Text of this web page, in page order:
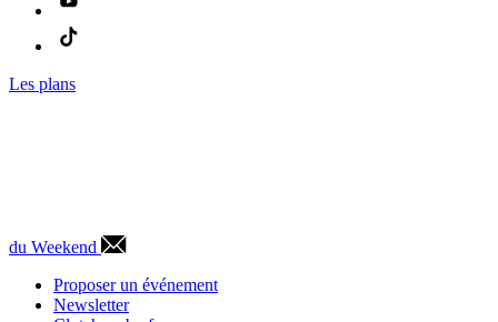
Les plans
du Weekend
Proposer un événement
Newsletter